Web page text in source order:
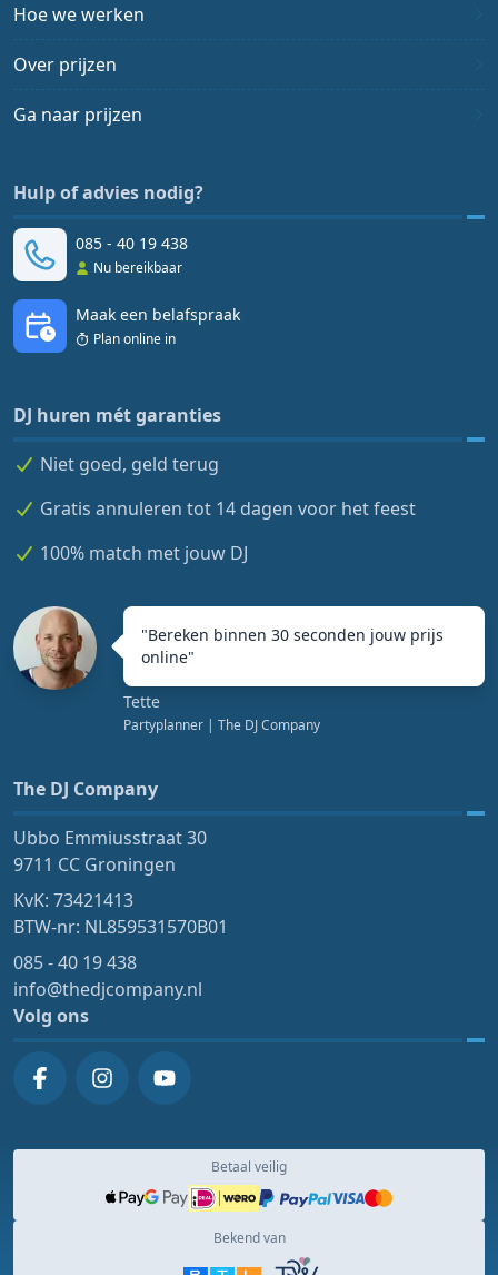
Hoe we werken
Over prijzen
Ga naar prijzen
Hulp of advies nodig?
085 - 40 19 438
Nu bereikbaar
Maak een belafspraak
Plan online in
DJ huren mét garanties
Niet goed, geld terug
Gratis annuleren tot 14 dagen voor het feest
100% match met jouw DJ
"Bereken binnen 30 seconden jouw prijs
online"
Tette
Partyplanner | The DJ Company
The DJ Company
Ubbo Emmiusstraat 30
9711 CC Groningen
KvK: 73421413
BTW-nr: NL859531570B01
085 - 40 19 438
info@thedjcompany.nl
Volg ons
Betaal veilig
Bekend van